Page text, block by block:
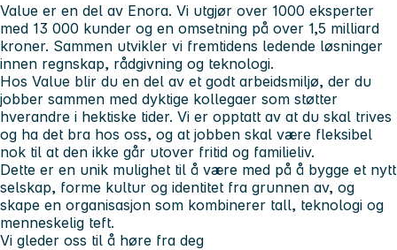
Value er en del av Enora. Vi utgjør over 1000 eksperter
med 13 000 kunder og en omsetning på over 1,5 milliard
kroner. Sammen utvikler vi fremtidens ledende løsninger
innen regnskap, rådgivning og teknologi.
Hos Value blir du en del av et godt arbeidsmiljø, der du
jobber sammen med dyktige kollegaer som støtter
hverandre i hektiske tider. Vi er opptatt av at du skal trives
og ha det bra hos oss, og at jobben skal være fleksibel
nok til at den ikke går utover fritid og familieliv.
Dette er en unik mulighet til å være med på å bygge et nytt
selskap, forme kultur og identitet fra grunnen av, og
skape en organisasjon som kombinerer tall, teknologi og
menneskelig teft.
Vi gleder oss til å høre fra deg